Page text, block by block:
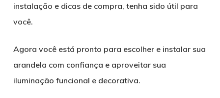
instalação e dicas de compra, tenha sido útil para
você.
Agora você está pronto para escolher e instalar sua
arandela com confiança e aproveitar sua
iluminação funcional e decorativa.